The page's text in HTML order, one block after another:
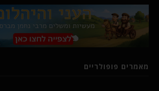
מאמרים פופולריים